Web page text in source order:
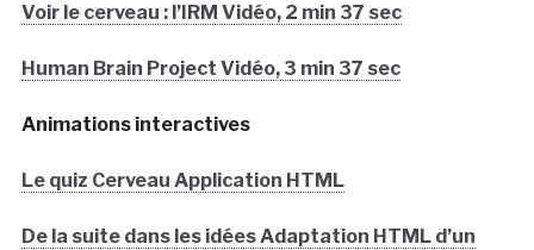
Voir le cerveau : l’IRM Vidéo, 2 min 37 sec
Human Brain Project Vidéo, 3 min 37 sec
Animations interactives
Le quiz Cerveau Application HTML
De la suite dans les idées Adaptation HTML d’un